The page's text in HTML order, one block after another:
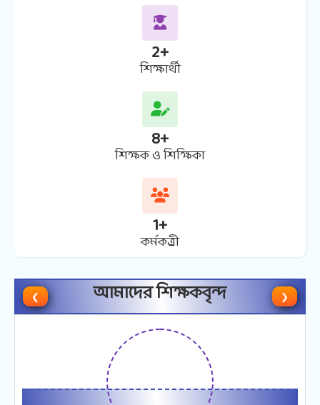
2+
শিক্ষার্থী
8+
শিক্ষক ও শিক্ষিকা
1+
কর্মকত্র্রী
❮ আমাদের শিক্ষকবৃন্দ ❯